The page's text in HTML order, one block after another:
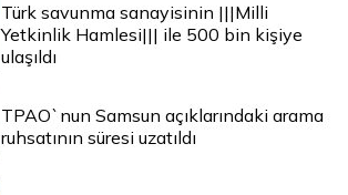
Türk savunma sanayisinin |||Milli
Yetkinlik Hamlesi||| ile 500 bin kişiye
ulaşıldı
TPAO`nun Samsun açıklarındaki arama
ruhsatının süresi uzatıldı